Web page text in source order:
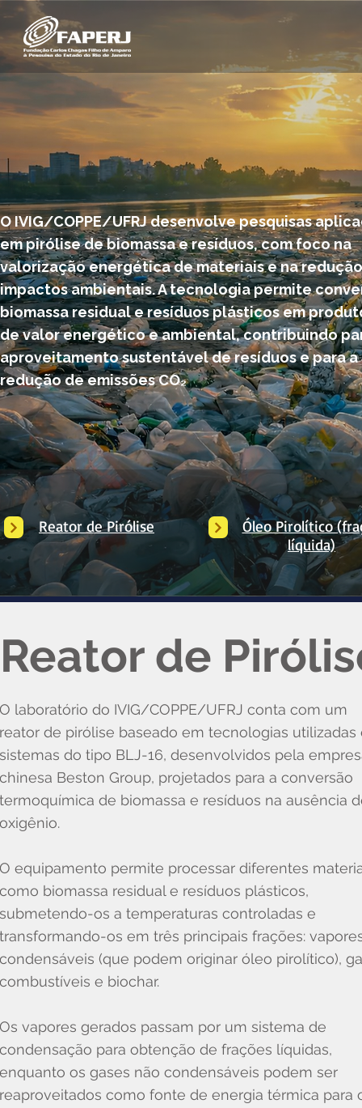
O IVIG/COPPE/UFRJ desenvolve pesquisas
em pirólise de biomassa e resíduos, com foco na
valorização energética de materiais e na
impactos ambientais. A tecnologia permite
biomassa residual e resíduos plásticos em
de valor energético e ambiental, contribuindo
aproveitamento sustentável de resíduos e para a
redução de emissões CO₂
Reator de Pirólise
Óleo Pirolítico
líquida)
Reator de
O laboratório do IVIG/COPPE/UFRJ conta com um
reator de pirólise baseado em tecnologias utilizadas
sistemas do tipo BLJ-16, desenvolvidos pela
chinesa Beston Group, projetados para a conversão
termoquímica de biomassa e resíduos na ausência
oxigênio.
O equipamento permite processar diferentes
como biomassa residual e resíduos plásticos,
submetendo-os a temperaturas controladas e
transformando-os em três principais frações:
condensáveis (que podem originar óleo pirolítico),
combustíveis e biochar.
Os vapores gerados passam por um sistema de
condensação para obtenção de frações líquidas,
enquanto os gases não condensáveis podem ser
reaproveitados como fonte de energia térmica para